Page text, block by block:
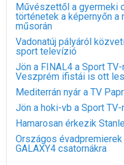
Művészettől a gyermeki
történetek a képernyőn a
műsorán
Vadonatúj pályáról
sport televízió
Jön a FINAL4 a Sport
Veszprém ifistái is ott
Mediterrán nyár a TV
Jön a hoki-vb a Sport TV-
Hamarosan érkezik
Országos
GALAXY4 csatornákra